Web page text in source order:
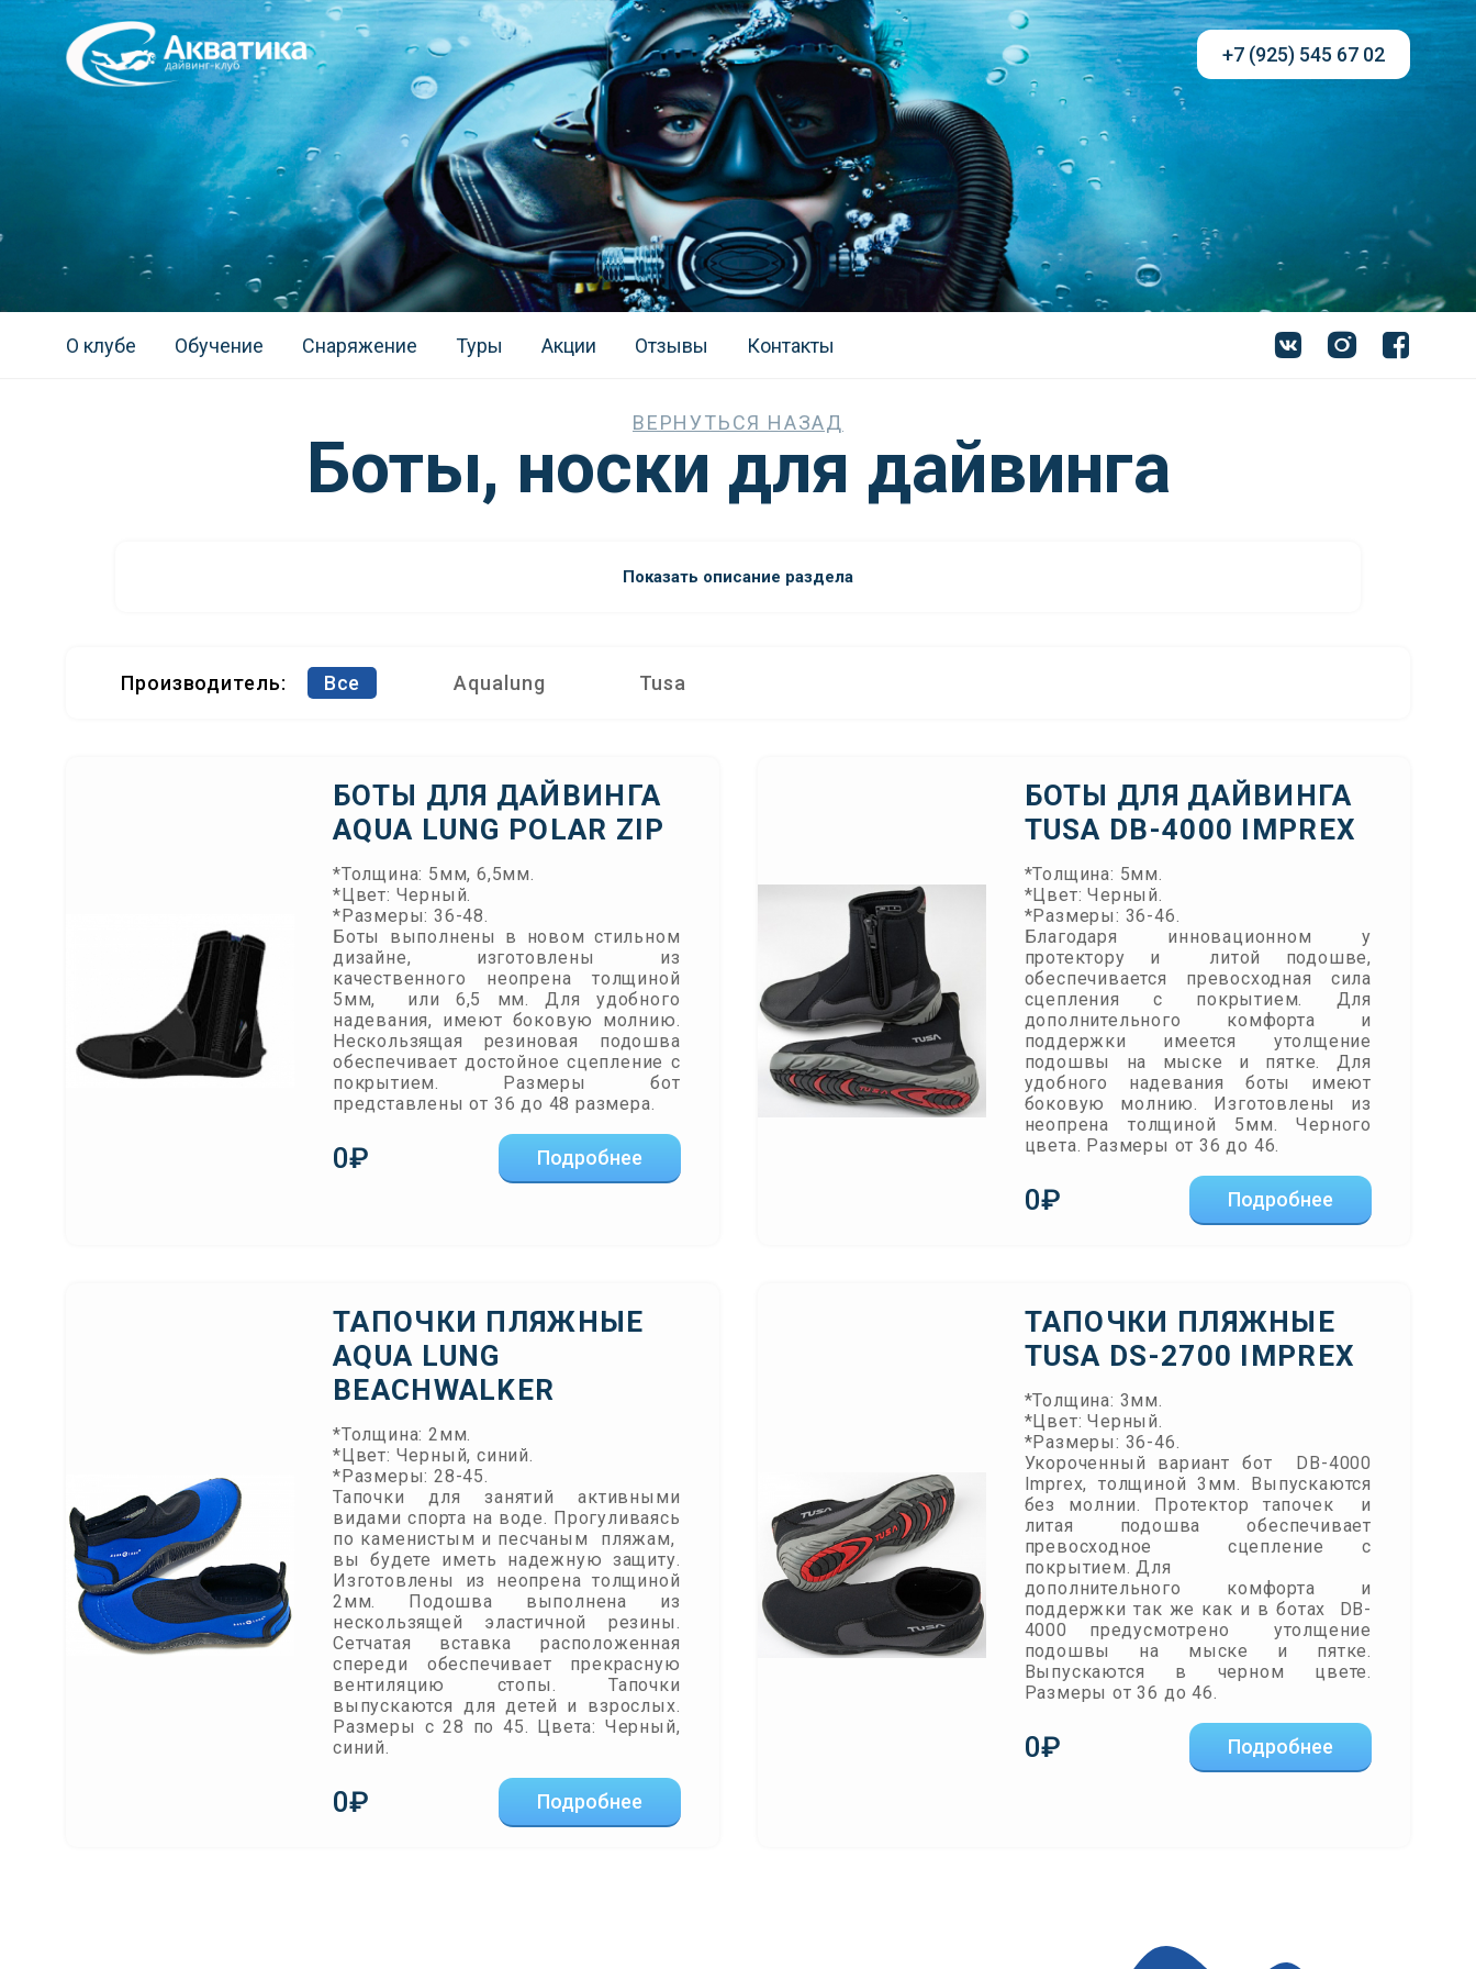
+7 (925) 545 67 02
О клубе Обучение Снаряжение Туры Акции Отзывы Контакты
ВЕРНУТЬСЯ НАЗАД
Боты, носки для дайвинга
Показать описание раздела
Производитель: Все Aqualung Tusa
БОТЫ ДЛЯ ДАЙВИНГА
AQUA LUNG POLAR ZIP
*Толщина: 5мм, 6,5мм.
*Цвет: Черный.
*Размеры: 36-48.
Боты выполнены в новом стильном
дизайне, изготовлены из
качественного неопрена толщиной
5мм, или 6,5 мм. Для удобного
надевания, имеют боковую молнию.
Нескользящая резиновая подошва
обеспечивает достойное сцепление с
покрытием. Размеры бот
представлены от 36 до 48 размера.
0₽ Подробнее
БОТЫ ДЛЯ ДАЙВИНГА
TUSA DB-4000 IMPREX
*Толщина: 5мм.
*Цвет: Черный.
*Размеры: 36-46.
Благодаря инновационном у
протектору и литой подошве,
обеспечивается превосходная сила
сцепления с покрытием. Для
дополнительного комфорта и
поддержки имеется утолщение
подошвы на мыске и пятке. Для
удобного надевания боты имеют
боковую молнию. Изготовлены из
неопрена толщиной 5мм. Черного
цвета. Размеры от 36 до 46.
0₽ Подробнее
ТАПОЧКИ ПЛЯЖНЫЕ
AQUA LUNG
BEACHWALKER
*Толщина: 2мм.
*Цвет: Черный, синий.
*Размеры: 28-45.
Тапочки для занятий активными
видами спорта на воде. Прогуливаясь
по каменистым и песчаным пляжам,
вы будете иметь надежную защиту.
Изготовлены из неопрена толщиной
2мм. Подошва выполнена из
нескользящей эластичной резины.
Сетчатая вставка расположенная
спереди обеспечивает прекрасную
вентиляцию стопы. Тапочки
выпускаются для детей и взрослых.
Размеры с 28 по 45. Цвета: Черный,
синий.
0₽ Подробнее
ТАПОЧКИ ПЛЯЖНЫЕ
TUSA DS-2700 IMPREX
*Толщина: 3мм.
*Цвет: Черный.
*Размеры: 36-46.
Укороченный вариант бот DB-4000
Imprex, толщиной 3мм. Выпускаются
без молнии. Протектор тапочек и
литая подошва обеспечивает
превосходное сцепление с
покрытием. Для
дополнительного комфорта и
поддержки так же как и в ботах DB-
4000 предусмотрено утолщение
подошвы на мыске и пятке.
Выпускаются в черном цвете.
Размеры от 36 до 46.
0₽ Подробнее